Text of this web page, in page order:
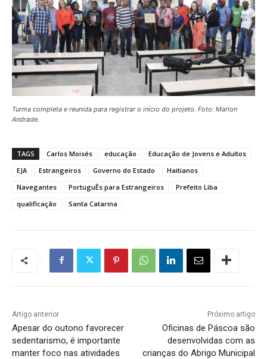
Turma completa e reunida para registrar o início do projeto. Foto: Marlon
Andrade.
TAGS Carlos Moisés educação
Educação de Jovens e Adultos
EJA
Estrangeiros Governo do Estado
Haitianos
Navegantes
PortuguÊs para Estrangeiros
Prefeito Liba
qualificação
Santa Catarina
Artigo anterior
Apesar do outono favorecer
sedentarismo, é importante
manter foco nas atividades
Próximo artigo
Oficinas de Páscoa são
desenvolvidas com as
crianças do Abrigo Municipal